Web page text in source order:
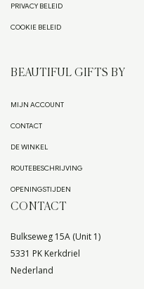
PRIVACY BELEID
COOKIE BELEID
BEAUTIFUL GIFTS BY
MIJN ACCOUNT
CONTACT
DE WINKEL
ROUTEBESCHRIJVING
OPENINGSTIJDEN
CONTACT
Bulkseweg 15A (Unit 1)
5331 PK Kerkdriel
Nederland